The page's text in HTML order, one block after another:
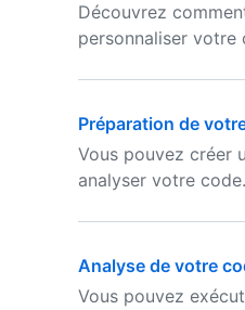
Découvrez
personnaliser votre
Préparation de
Vous pouvez créer
analyser votre code.
Analyse de votre
Vous pouvez